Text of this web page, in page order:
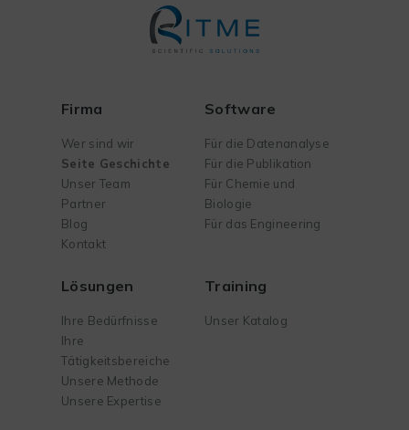
Firma
Wer sind wir
Seite Geschichte
Unser Team
Partner
Blog
Kontakt
Software
Für die Datenanalyse
Für die Publikation
Für Chemie und
Biologie
Für das Engineering
Lösungen
Ihre Bedürfnisse
Ihre
Tätigkeitsbereiche
Unsere Methode
Unsere Expertise
Training
Unser Katalog